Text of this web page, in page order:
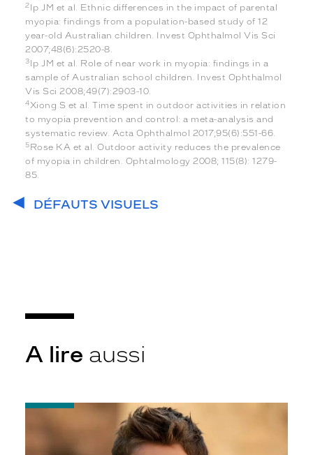
2 Ip JM et al. Ethnic differences in the impact of parental
myopia: findings from a population-based study of 12
year-old Australian children. Invest Ophthalmol Vis Sci
2007;48(6):2520-8.
3 Ip JM et al. Role of near work in myopia: findings in a
sample of Australian school children. Invest Ophthalmol
Vis Sci 2008;49(7):2903-10.
4Xiong S et al. Time spent in outdoor activities in relation
to myopia prevention and control: a meta-analysis and
systematic review. Acta Ophthalmol 2017;95(6):551-66.
5 Rose KA et al. Outdoor activity reduces the prevalence
of myopia in children. Ophtalmology 2008; 115(8): 1279-
85.
DÉFAUTS VISUELS
A lire aussi
-
MiyoSmart